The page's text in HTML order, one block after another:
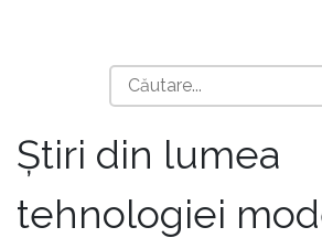
Știri din lumea
tehnologiei